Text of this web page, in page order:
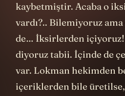
kaybetmiştir. Acaba o
vardı?.. Bilemiyoruz
de… İksirlerden içiyoruz!
diyoruz tabii. İçinde de
var. Lokman hekimden
içeriklerden bile